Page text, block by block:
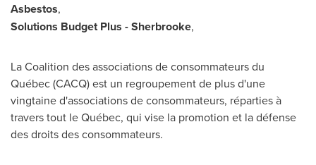
Asbestos,
Solutions Budget Plus -Sherbrooke,
La Coalition des associations de consommateurs du
Québec (CACQ) est un regroupement de plus d'une
vingtaine d'associations de consommateurs, réparties à
travers tout le Québec, qui vise la promotion et la défense
des droits des consommateurs.